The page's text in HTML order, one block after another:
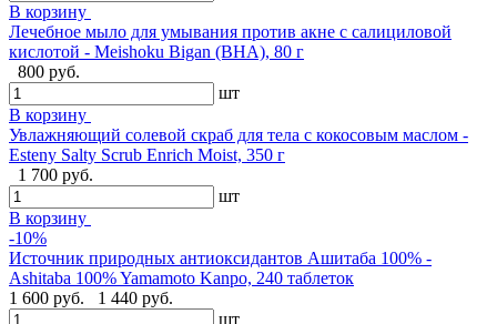
В корзину
Лечебное мыло для умывания против акне с салициловой
кислотой - Meishoku Bigan (BHA), 80 г
800 руб.
шт
В корзину
Увлажняющий солевой скраб для тела с кокосовым маслом -
Esteny Salty Scrub Enrich Moist, 350 г
1 700 руб.
шт
В корзину
-10%
Источник природных антиоксидантов Ашитаба 100% -
Ashitaba 100% Yamamoto Kanpo, 240 таблеток
1 600 руб.
1 440 руб.
шт